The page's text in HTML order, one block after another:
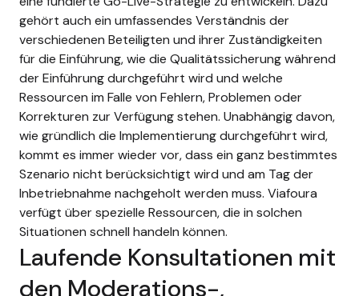
gehört auch ein umfassendes Verständnis der
verschiedenen Beteiligten und ihrer Zuständigkeiten
für die Einführung, wie die Qualitätssicherung während
der Einführung durchgeführt wird und welche
Ressourcen im Falle von Fehlern, Problemen oder
Korrekturen zur Verfügung stehen. Unabhängig davon,
wie gründlich die Implementierung durchgeführt wird,
kommt es immer wieder vor, dass ein ganz bestimmtes
Szenario nicht berücksichtigt wird und am Tag der
Inbetriebnahme nachgeholt werden muss. Viafoura
verfügt über spezielle Ressourcen, die in solchen
Situationen schnell handeln können.
Laufende Konsultationen mit
den Moderations-,